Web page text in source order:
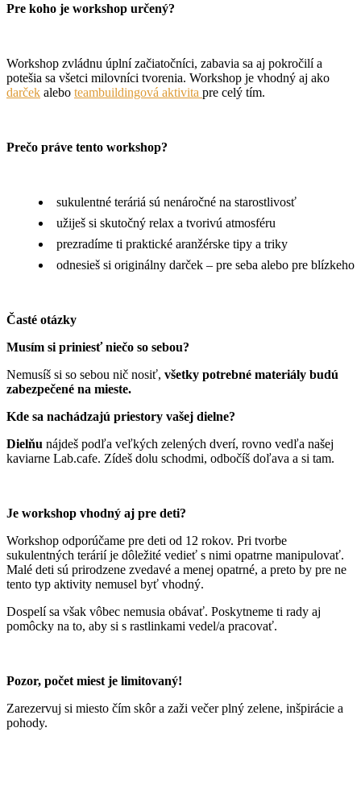
Pre koho je workshop určený?
Workshop zvládnu úplní začiatočníci, zabavia sa aj pokročilí a
potešia sa všetci milovníci tvorenia. Workshop je vhodný aj ako
darček alebo teambuildingová aktivita pre celý tím.
Prečo práve tento workshop?
sukulentné teráriá sú nenáročné na starostlivosť
užiješ si skutočný relax a tvorivú atmosféru
prezradíme ti praktické aranžérske tipy a triky
odnesieš si originálny darček – pre seba alebo pre blízkeho
Časté otázky
Musím si priniesť niečo so sebou?
Nemusíš si so sebou nič nosiť, všetky potrebné materiály budú
zabezpečené na mieste.
Kde sa nachádzajú priestory vašej dielne?
Dielňu nájdeš podľa veľkých zelených dverí, rovno vedľa našej
kaviarne Lab.cafe. Zídeš dolu schodmi, odbočíš doľava a si tam.
Je workshop vhodný aj pre deti?
Workshop odporúčame pre deti od 12 rokov. Pri tvorbe
sukulentných terárií je dôležité vedieť s nimi opatrne manipulovať.
Malé deti sú prirodzene zvedavé a menej opatrné, a preto by pre ne
tento typ aktivity nemusel byť vhodný.
Dospelí sa však vôbec nemusia obávať. Poskytneme ti rady aj
pomôcky na to, aby si s rastlinkami vedel/a pracovať.
Pozor, počet miest je limitovaný!
Zarezervuj si miesto čím skôr a zaži večer plný zelene, inšpirácie a
pohody.